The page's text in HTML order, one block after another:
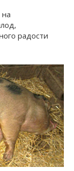
радости